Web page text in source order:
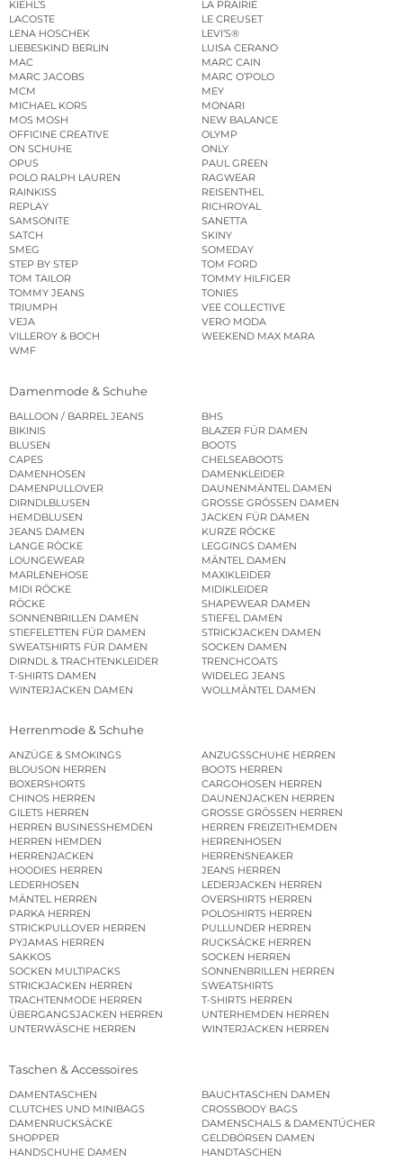
KIEHL’S
LA PRAIRIE
LACOSTE
LE CREUSET
LENA HOSCHEK
LEVI’S®
LIEBESKIND BERLIN
LUISA CERANO
MAC
MARC CAIN
MARC JACOBS
MARC O’POLO
MCM
MEY
MICHAEL KORS
MONARI
MOS MOSH
NEW BALANCE
OFFICINE CREATIVE
OLYMP
ON SCHUHE
ONLY
OPUS
PAUL GREEN
POLO RALPH LAUREN
RAGWEAR
RAINKISS
REISENTHEL
REPLAY
RICHROYAL
SAMSONITE
SANETTA
SATCH
SKINY
SMEG
SOMEDAY
STEP BY STEP
TOM FORD
TOM TAILOR
TOMMY HILFIGER
TOMMY JEANS
TONIES
TRIUMPH
VEE COLLECTIVE
VEJA
VERO MODA
VILLEROY & BOCH
WEEKEND MAX MARA
WMF
Damenmode & Schuhe
BALLOON / BARREL JEANS
BHS
BIKINIS
BLAZER FÜR DAMEN
BLUSEN
BOOTS
CAPES
CHELSEABOOTS
DAMENHOSEN
DAMENKLEIDER
DAMENPULLOVER
DAUNENMÄNTEL DAMEN
DIRNDLBLUSEN
GROSSE GRÖSSEN DAMEN
HEMDBLUSEN
JACKEN FÜR DAMEN
JEANS DAMEN
KURZE RÖCKE
LANGE RÖCKE
LEGGINGS DAMEN
LOUNGEWEAR
MÄNTEL DAMEN
MARLENEHOSE
MAXIKLEIDER
MIDI RÖCKE
MIDIKLEIDER
RÖCKE
SHAPEWEAR DAMEN
SONNENBRILLEN DAMEN
STIEFEL DAMEN
STIEFELETTEN FÜR DAMEN
STRICKJACKEN DAMEN
SWEATSHIRTS FÜR DAMEN
SOCKEN DAMEN
DIRNDL & TRACHTENKLEIDER
TRENCHCOATS
T-SHIRTS DAMEN
WIDELEG JEANS
WINTERJACKEN DAMEN
WOLLMÄNTEL DAMEN
Herrenmode & Schuhe
ANZÜGE & SMOKINGS
ANZUGSSCHUHE HERREN
BLOUSON HERREN
BOOTS HERREN
BOXERSHORTS
CARGOHOSEN HERREN
CHINOS HERREN
DAUNENJACKEN HERREN
GILETS HERREN
GROSSE GRÖSSEN HERREN
HERREN BUSINESSHEMDEN
HERREN FREIZEITHEMDEN
HERREN HEMDEN
HERRENHOSEN
HERRENJACKEN
HERRENSNEAKER
HOODIES HERREN
JEANS HERREN
LEDERHOSEN
LEDERJACKEN HERREN
MÄNTEL HERREN
OVERSHIRTS HERREN
PARKA HERREN
POLOSHIRTS HERREN
STRICKPULLOVER HERREN
PULLUNDER HERREN
PYJAMAS HERREN
RUCKSÄCKE HERREN
SAKKOS
SOCKEN HERREN
SOCKEN MULTIPACKS
SONNENBRILLEN HERREN
STRICKJACKEN HERREN
SWEATSHIRTS
TRACHTENMODE HERREN
T-SHIRTS HERREN
ÜBERGANGSJACKEN HERREN
UNTERHEMDEN HERREN
UNTERWÄSCHE HERREN
WINTERJACKEN HERREN
Taschen & Accessoires
DAMENTASCHEN
BAUCHTASCHEN DAMEN
CLUTCHES UND MINIBAGS
CROSSBODY BAGS
DAMENRUCKSÄCKE
DAMENSCHALS & DAMENTÜCHER
SHOPPER
GELDBÖRSEN DAMEN
HANDSCHUHE DAMEN
HANDTASCHEN